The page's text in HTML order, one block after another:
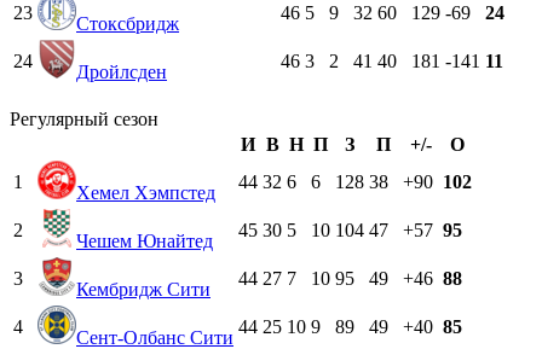
23
Стоксбридж
46 5 9 32 60 129 -69 24
24
Дройлсден
46 3 2 41 40 181 -141 11
Регулярный сезон
И В Н П З П +/-
О
1
Хемел Хэмпстед
44 32 6 6 128 38 +90 102
2
Чешем Юнайтед
45 30 5 10 104 47 +57 95
3
Кембридж Сити
44 27 7 10 95 49 +46 88
4
Сент-Олбанс Сити
44 25 10 9 89 49 +40 85